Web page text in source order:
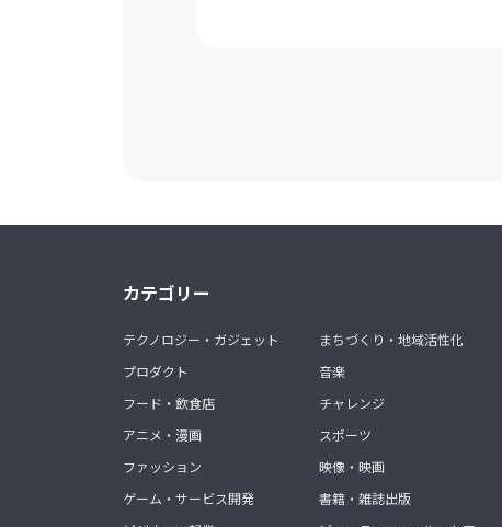
カテゴリー
テクノロジー・ガジェット
プロダクト
フード・飲食店
アニメ・漫画
ファッション
ゲーム・サービス開発
まちづくり・地域活性化
音楽
チャレンジ
スポーツ
映像・映画
書籍・雑誌出版